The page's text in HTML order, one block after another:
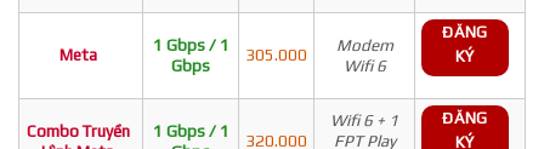
Meta
1 Gbps / 1
Gbps
305.000
Modem
Wifi 6
ĐĂNG
KÝ
Combo Truyền
1 Gbps / 1
320.000
Wifi 6 + 1
FPT Play
ĐĂNG
KÝ